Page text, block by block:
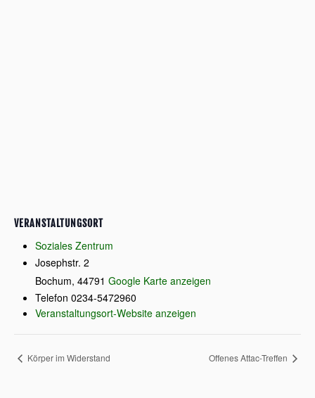
VERANSTALTUNGSORT
Soziales Zentrum
Josephstr. 2
Bochum, 44791 Google Karte anzeigen
Telefon 0234-5472960
Veranstaltungsort-Website anzeigen
Körper im Widerstand Offenes Attac-Treffen